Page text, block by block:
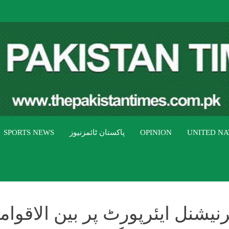
THE
The Pakistan Times
SPORTS NEWS پاکستان ٹائمزنیوز OPINION UNITED
ایئرپورٹ پر بین